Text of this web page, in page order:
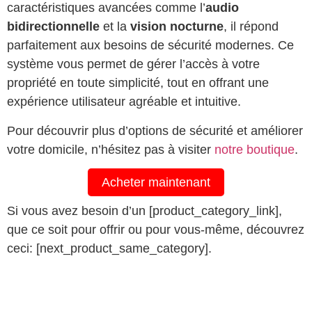
caractéristiques avancées comme l’audio
bidirectionnelle et la vision nocturne, il répond
parfaitement aux besoins de sécurité modernes. Ce
système vous permet de gérer l’accès à votre
propriété en toute simplicité, tout en offrant une
expérience utilisateur agréable et intuitive.
Pour découvrir plus d’options de sécurité et améliorer
votre domicile, n’hésitez pas à visiter notre boutique.
Acheter maintenant
Si vous avez besoin d’un [product_category_link],
que ce soit pour offrir ou pour vous-même, découvrez
ceci: [next_product_same_category].